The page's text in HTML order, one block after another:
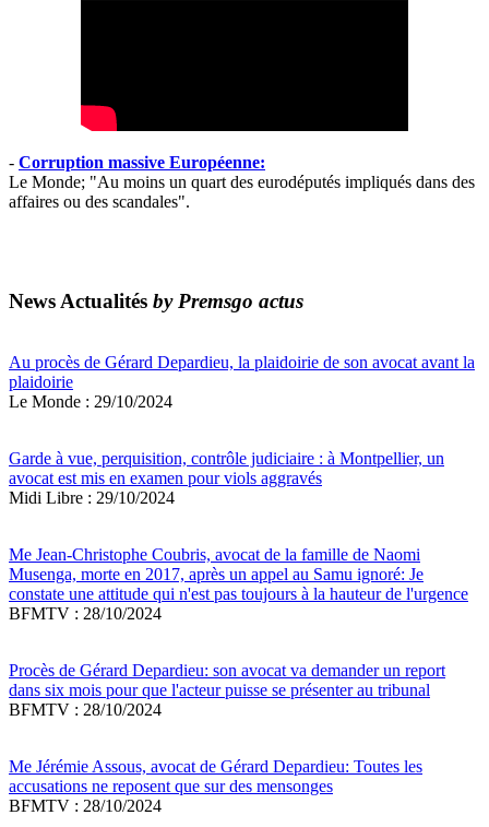
- Corruption massive Européenne:
Le Monde; "Au moins un quart des eurodéputés impliqués dans des
affaires ou des scandales".
News Actualités by Premsgo actus
Au procès de Gérard Depardieu, la plaidoirie de son avocat avant la
plaidoirie
Le Monde : 29/10/2024
Garde à vue, perquisition, contrôle judiciaire : à Montpellier, un
avocat est mis en examen pour viols aggravés
Midi Libre : 29/10/2024
Me Jean-Christophe Coubris, avocat de la famille de Naomi
Musenga, morte en 2017, après un appel au Samu ignoré: Je
constate une attitude qui n'est pas toujours à la hauteur de l'urgence
BFMTV : 28/10/2024
Procès de Gérard Depardieu: son avocat va demander un report
dans six mois pour que l'acteur puisse se présenter au tribunal
BFMTV : 28/10/2024
Me Jérémie Assous, avocat de Gérard Depardieu: Toutes les
accusations ne reposent que sur des mensonges
BFMTV : 28/10/2024